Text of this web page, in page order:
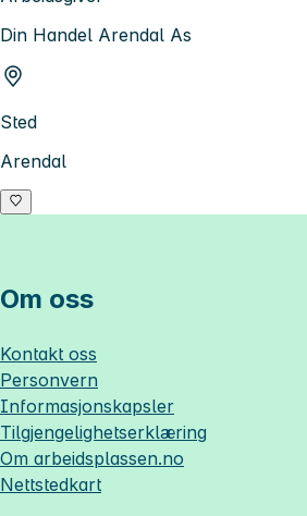
Din Handel Arendal As
Sted
Arendal
Om oss
Kontakt oss
Personvern
Informasjonskapsler
Tilgjengelighetserklæring
Om arbeidsplassen.no
Nettstedkart